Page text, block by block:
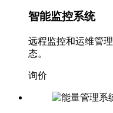
智能监控系统
远程监控和运维管
态。
询价